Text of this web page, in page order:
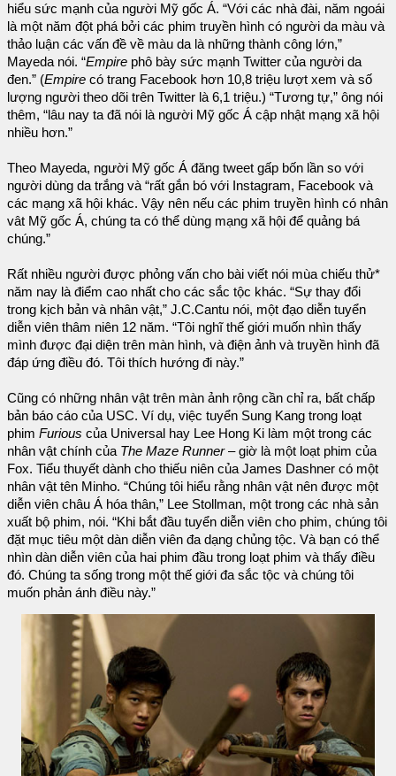
hiểu sức mạnh của người Mỹ gốc Á. “Với các nhà đài, năm ngoái
là một năm đột phá bởi các phim truyền hình có người da màu và
thảo luận các vấn đề về màu da là những thành công lớn,”
Mayeda nói. “Empire phô bày sức mạnh Twitter của người da
đen.” (Empire có trang Facebook hơn 10,8 triệu lượt xem và số
lượng người theo dõi trên Twitter là 6,1 triệu.) “Tương tự,” ông nói
thêm, “lâu nay ta đã nói là người Mỹ gốc Á cập nhật mạng xã hội
nhiều hơn.”
Theo Mayeda, người Mỹ gốc Á đăng tweet gấp bốn lần so với
người dùng da trắng và “rất gắn bó với Instagram, Facebook và
các mạng xã hội khác. Vậy nên nếu các phim truyền hình có nhân
vât Mỹ gốc Á, chúng ta có thể dùng mạng xã hội để quảng bá
chúng.”
Rất nhiều người được phỏng vấn cho bài viết nói mùa chiếu thử*
năm nay là điểm cao nhất cho các sắc tộc khác. “Sự thay đổi
trong kịch bản và nhân vật,” J.C.Cantu nói, một đạo diễn tuyển
diễn viên thâm niên 12 năm. “Tôi nghĩ thế giới muốn nhìn thấy
mình được đại diện trên màn hình, và điện ảnh và truyền hình đã
đáp ứng điều đó. Tôi thích hướng đi này.”
Cũng có những nhân vật trên màn ảnh rộng cần chỉ ra, bất chấp
bản báo cáo của USC. Ví dụ, việc tuyển Sung Kang trong loạt
phim Furious của Universal hay Lee Hong Ki làm một trong các
nhân vật chính của The Maze Runner– giờ là một loạt phim của
Fox. Tiểu thuyết dành cho thiếu niên của James Dashner có một
nhân vật tên Minho. “Chúng tôi hiểu rằng nhân vật nên được một
diễn viên châu Á hóa thân,” Lee Stollman, một trong các nhà sản
xuất bộ phim, nói. “Khi bắt đầu tuyển diễn viên cho phim, chúng tôi
đặt mục tiêu một dàn diễn viên đa dạng chủng tộc. Và bạn có thể
nhìn dàn diễn viên của hai phim đầu trong loạt phim và thấy điều
đó. Chúng ta sống trong một thế giới đa sắc tộc và chúng tôi
muốn phản ánh điều này.”